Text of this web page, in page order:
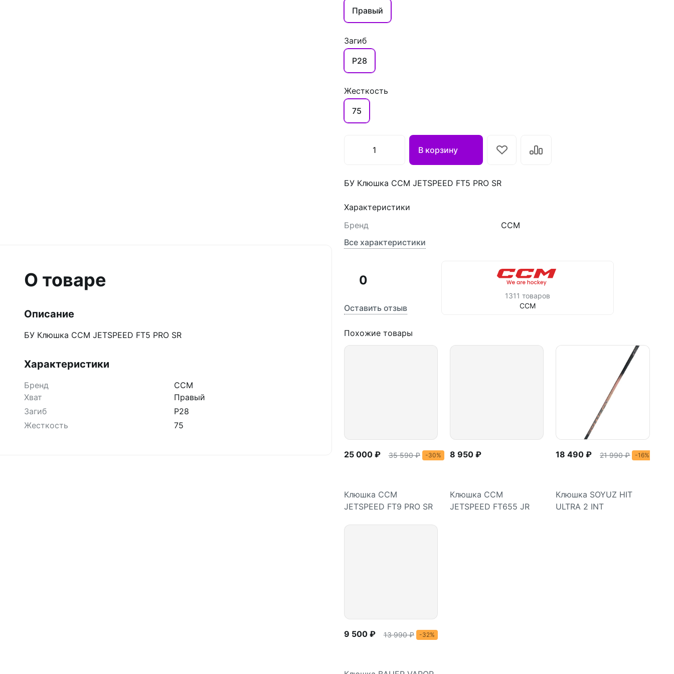
Правый
Загиб
P28
Жесткость
75
В корзину
БУ Клюшка CCM JETSPEED FT5 PRO SR
Характеристики
Бренд
CCM
Все характеристики
0
Оставить отзыв
1311 товаров
CCM
Похожие товары
25 000 ₽ 35 590 ₽ -30%
Клюшка CCM
JETSPEED FT9 PRO SR
8 950 ₽
Клюшка CCM
JETSPEED FT655 JR
18 490 ₽ 21 990 ₽ -16%
Клюшка SOYUZ HIT
ULTRA 2 INT
9 500 ₽ 13 990 ₽ -32%
О товаре
Описание
БУ Клюшка CCM JETSPEED FT5 PRO SR
Характеристики
Бренд
CCM
Хват
Правый
Загиб
P28
Жесткость
75